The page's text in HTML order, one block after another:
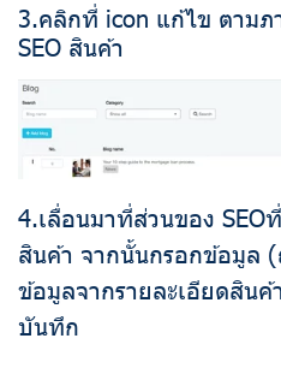
3.คลิกที่ icon แก้ไข ตามภ
SEO สินค้า
4.เลื่อนมาที่ส่วนของ SEO
สินค้า จากนั้นกรอกข้อมูล (
ข้อมูลจากรายละเอียดสิน
บันทึก